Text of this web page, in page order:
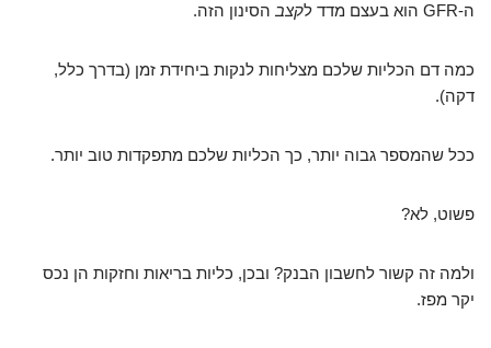
ה-GFR הוא בעצם מדד ל קצב הסינון הזה.
כמה דם הכליות שלכם מצליחות לנקות ביחידת זמן (בדרך כלל,
דקה).
ככל שהמספר גבוה יותר, כך הכליות שלכם מתפקדות טוב יותר.
פשוט, לא?
ולמה זה קשור לחשבון הבנק? ובכן, כליות בריאות וחזקות הן נכס
יקר מפז.